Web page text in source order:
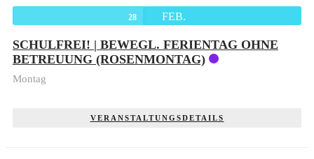
28 FEB.
SCHULFREI! | BEWEGL. FERIENTAG OHNE
BETREUUNG (ROSENMONTAG)
Montag
VERANSTALTUNGSDETAILS